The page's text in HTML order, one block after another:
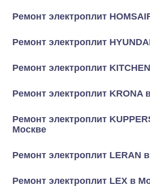
Ремонт электроплит
Ремонт электроплит
Ремонт электроплит
Ремонт электроплит KRONA
Ремонт электроплит
Москве
Ремонт электроплит LERAN
Ремонт электроплит LEX в